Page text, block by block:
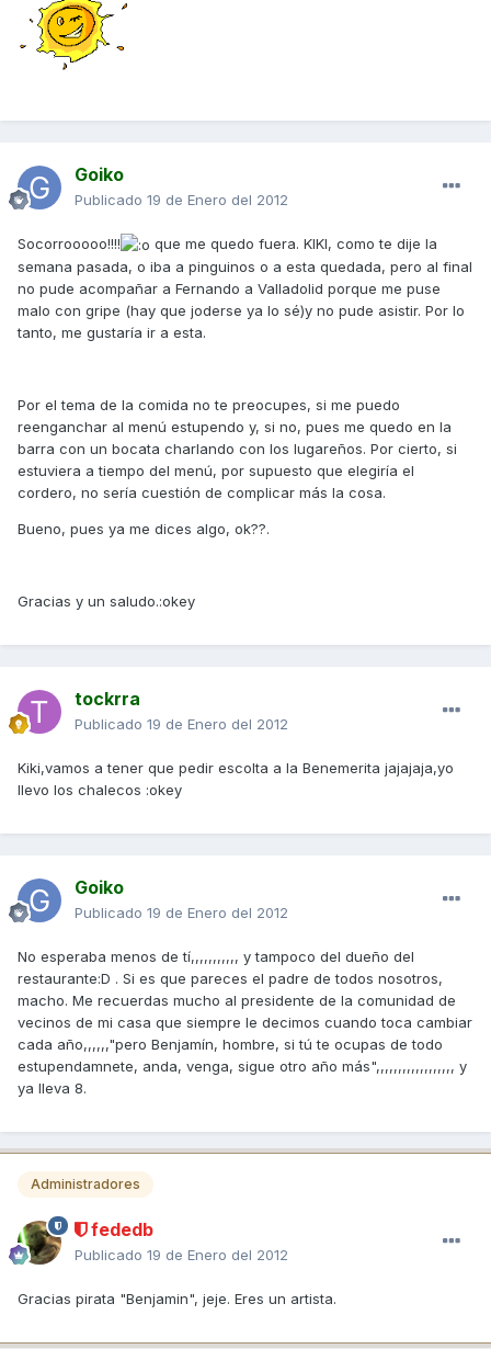
Goiko
Publicado 19 de Enero del 2012
Socorrooooo!!!!
que me quedo fuera. KIKI, como te dije la
semana pasada, o iba a pinguinos o a esta quedada, pero al final
no pude acompañar a Fernando a Valladolid porque me puse
malo con gripe (hay que joderse ya lo sé)y no pude asistir. Por lo
tanto, me gustaría ir a esta.
Por el tema de la comida no te preocupes, si me puedo
reenganchar al menú estupendo y, si no, pues me quedo en la
barra con un bocata charlando con los lugareños. Por cierto, si
estuviera a tiempo del menú, por supuesto que elegiría el
cordero, no sería cuestión de complicar más la cosa.
Bueno, pues ya me dices algo, ok??.
Gracias y un saludo.:okey
tockrra
Publicado 19 de Enero del 2012
Kiki,vamos a tener que pedir escolta a la Benemerita jajajaja,yo
llevo los chalecos :okey
Goiko
Publicado 19 de Enero del 2012
No esperaba menos de tí,,,,,,,,,,, y tampoco del dueño del
restaurante:D . Si es que pareces el padre de todos nosotros,
macho. Me recuerdas mucho al presidente de la comunidad de
vecinos de mi casa que siempre le decimos cuando toca cambiar
cada año,,,,,,"pero Benjamín, hombre, si tú te ocupas de todo
estupendamnete, anda, venga, sigue otro año más",,,,,,,,,,,,,,,,,, y
ya lleva 8.
Administradores
fededb
Publicado 19 de Enero del 2012
Gracias pirata "Benjamin", jeje. Eres un artista.